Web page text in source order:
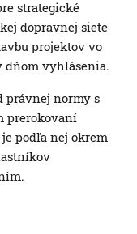
strategické
dopravnej siete
projektov vo
dňom vyhlásenia.
právnej normy s
prerokovaní
podľa nej okrem